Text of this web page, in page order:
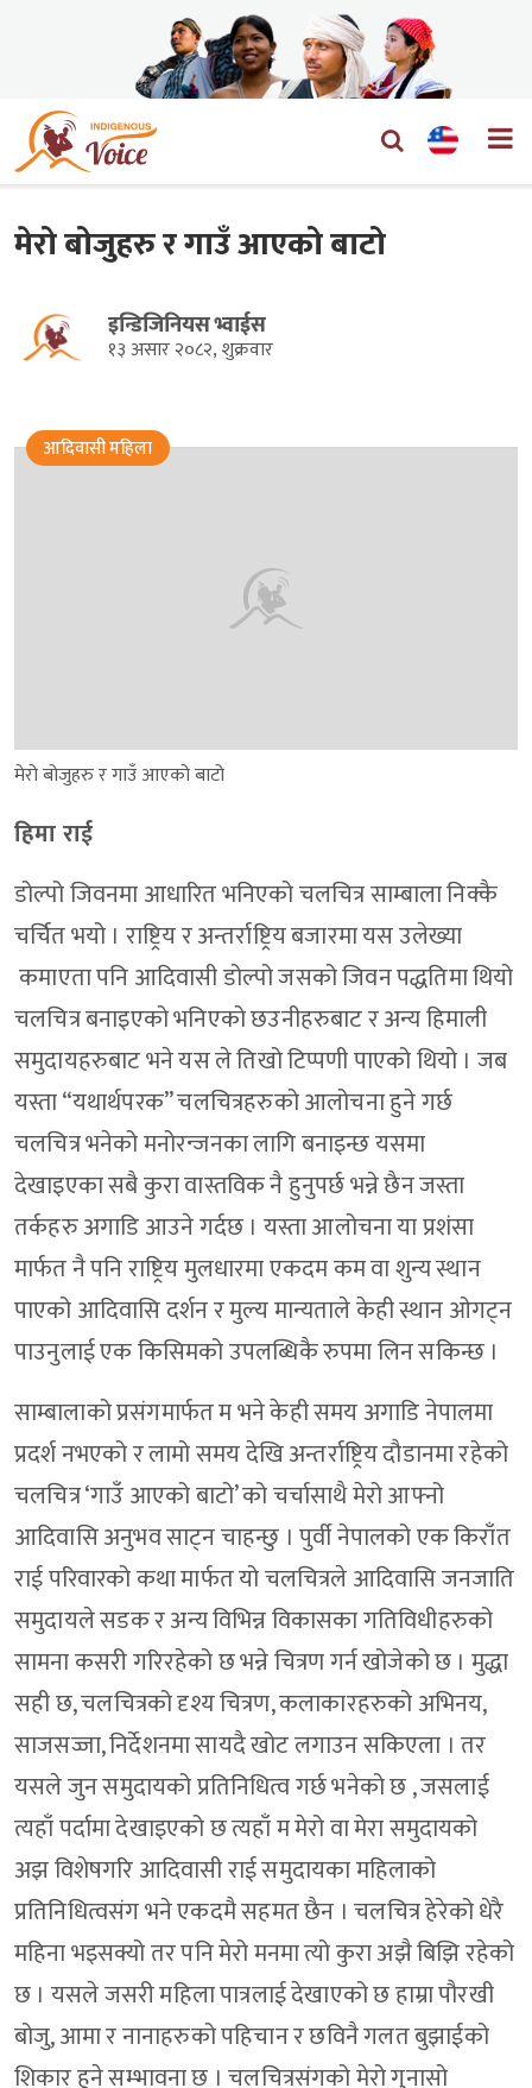
मेरो बोजुहरु र गाउँ आएको बाटो
इन्डिजिनियस भ्वाईस
१३ असार २०८२, शुक्रवार
आदिवासी महिला
मेरो बोजुहरु र गाउँ आएको बाटो
हिमा राई
डोल्पो जिवनमा आधारित भनिएको चलचित्र साम्बाला निक्कै
चर्चित भयो । राष्ट्रिय र अन्तर्राष्ट्रिय बजारमा यस उलेख्या
कमाएता पनि आदिवासी डोल्पो जसको जिवन पद्धतिमा थियो
चलचित्र बनाइएको भनिएको छउनीहरुबाट र अन्य हिमाली
समुदायहरुबाट भने यस ले तिखो टिप्पणी पाएको थियो । जब
यस्ता “यथार्थपरक” चलचित्रहरुको आलोचना हुने गर्छ
चलचित्र भनेको मनोरन्जनका लागि बनाइन्छ यसमा
देखाइएका सबै कुरा वास्तविक नै हुनुपर्छ भन्ने छैन जस्ता
तर्कहरु अगाडि आउने गर्दछ । यस्ता आलोचना या प्रशंसा
मार्फत नै पनि राष्ट्रिय मुलधारमा एकदम कम वा शुन्य स्थान
पाएको आदिवासि दर्शन र मुल्य मान्यताले केही स्थान ओगट्न
पाउनुलाई एक किसिमको उपलब्धिकै रुपमा लिन सकिन्छ ।
साम्बालाको प्रसंगमार्फत म भने केही समय अगाडि नेपालमा
प्रदर्श नभएको र लामो समय देखि अन्तर्राष्ट्रिय दौडानमा रहेको
चलचित्र ‘गाउँ आएको बाटो’ को चर्चासाथै मेरो आफ्नो
आदिवासि अनुभव साट्न चाहन्छु । पुर्वी नेपालको एक किराँत
राई परिवारको कथा मार्फत यो चलचित्रले आदिवासि जनजाति
समुदायले सडक र अन्य विभिन्न विकासका गतिविधीहरुको
सामना कसरी गरिरहेको छ भन्ने चित्रण गर्न खोजेको छ । मुद्धा
सही छ, चलचित्रको दृश्य चित्रण, कलाकारहरुको अभिनय,
साजसज्जा, निर्देशनमा सायदै खोट लगाउन सकिएला । तर
यसले जुन समुदायको प्रतिनिधित्व गर्छ भनेको छ , जसलाई
त्यहाँ पर्दामा देखाइएको छ त्यहाँ म मेरो वा मेरा समुदायको
अझ विशेषगरि आदिवासी राई समुदायका महिलाको
प्रतिनिधित्वसंग भने एकदमै सहमत छैन । चलचित्र हेरेको धेरै
महिना भइसक्यो तर पनि मेरो मनमा त्यो कुरा अझै बिझि रहेको
छ । यसले जसरी महिला पात्रलाई देखाएको छ हाम्रा पौरखी
बोजु, आमा र नानाहरुको पहिचान र छविनै गलत बुझाईको
शिकार हुने सम्भावना छ । चलचित्रसंगको मेरो गुनासो